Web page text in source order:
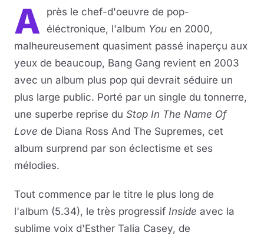
A près le chef-d'oeuvre de pop-
éléctronique, l'album You en 2000,
malheureusement quasiment passé inaperçu aux
yeux de beaucoup, Bang Gang revient en 2003
avec un album plus pop qui devrait séduire un
plus large public. Porté par un single du tonnerre,
une superbe reprise du Stop In The Name Of
Love de Diana Ross And The Supremes, cet
album surprend par son éclectisme et ses
mélodies.
Tout commence par le titre le plus long de
l'album (5.34), le très progressif Inside avec la
sublime voix d'Esther Talia Casey, de